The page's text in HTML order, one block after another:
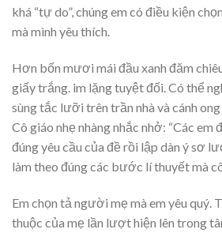
khá “tự do”, chúng em có điều kiện
mà mình yêu thích.
Hơn bốn mươi mái đầu xanh đăm
giấy trắng. im lặng tuyệt đối. Có thể
sùng tắc lưỡi trên trần nhà và cánh
Cô giáo nhẹ nhàng nhắc nhở: “Các em
đúng yêu cầu của đề rồi lập dàn ý sơ
làm theo đúng các bước lí thuyết mà
Em chọn tả người mẹ mà em yêu quý.
thuộc của mẹ lần lượt hiện lên trong